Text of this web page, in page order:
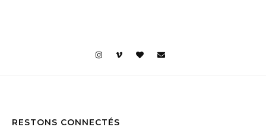
RESTONS CONNECTÉS